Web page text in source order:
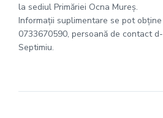
la sediul Primăriei Ocna Mureş.
Informaţii suplimentare se pot
0733670590, persoană de contact
Septimiu.